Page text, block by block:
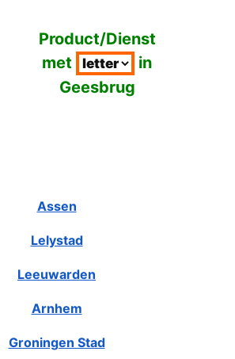
Product/Dienst
met
in
Geesbrug
Assen
Lelystad
Leeuwarden
Arnhem
Groningen Stad